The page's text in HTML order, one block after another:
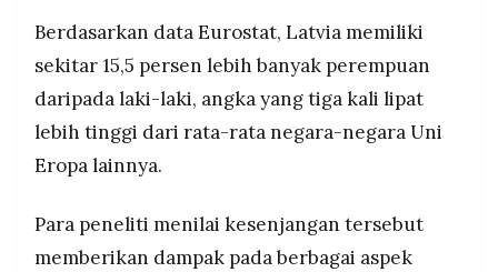
Berdasarkan data Eurostat, Latvia memiliki
sekitar 15,5 persen lebih banyak perempuan
daripada laki-laki, angka yang tiga kali lipat
lebih tinggi dari rata-rata negara-negara Uni
Eropa lainnya.
Para peneliti menilai kesenjangan tersebut
memberikan dampak pada berbagai aspek